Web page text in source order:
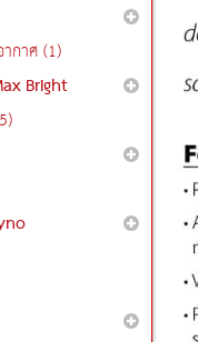
กาศ (1)
Bright